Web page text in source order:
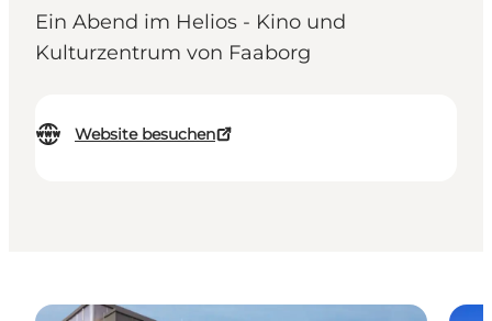
Ein Abend im Helios - Kino und
Kulturzentrum von Faaborg
Website besuchen